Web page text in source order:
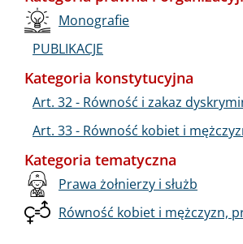
Monografie
PUBLIKACJE
Kategoria konstytucyjna
Art. 32 - Równość i zakaz
Art. 33 - Równość kobiet i
Kategoria tematyczna
Prawa żołnierzy i służb
Równość kobiet i mężczyzn,